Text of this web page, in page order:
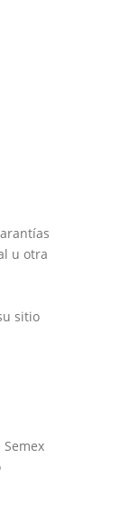
u otra
sitio